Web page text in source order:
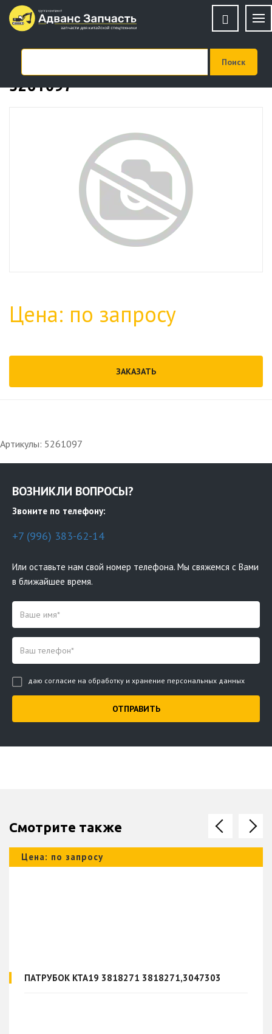
Прижим форсунки ISF2.8
5261097
Цена: по запросу
ЗАКАЗАТЬ
Артикулы: 5261097
ВОЗНИКЛИ ВОПРОСЫ?
Звоните по телефону:
+7 (996) 383-62-14
Или оставьте нам свой номер телефона. Мы свяжемся с Вами
в ближайшее время.
даю согласие на обработку и хранение персональных данных
Смотрите также
Цена: по запросу
ПАТРУБОК KTA19 3818271 3818271,3047303